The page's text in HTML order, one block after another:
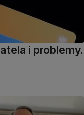
i problemy.